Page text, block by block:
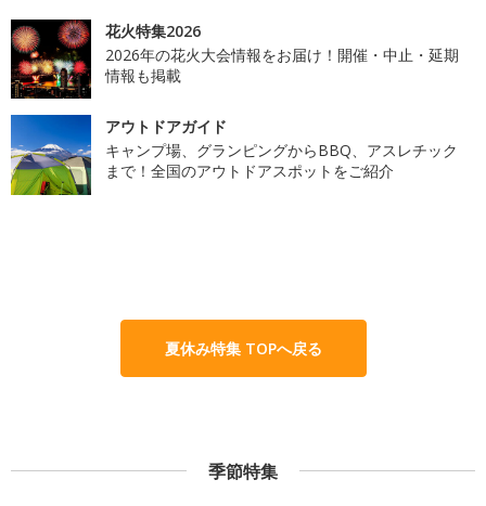
花火特集2026
2026年の花火大会情報をお届け！開催・中止・延期
情報も掲載
アウトドアガイド
キャンプ場、グランピングからBBQ、アスレチック
まで！全国のアウトドアスポットをご紹介
夏休み特集 TOPへ戻る
季節特集